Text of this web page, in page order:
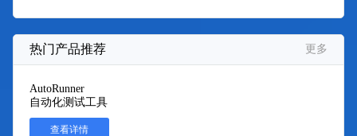
热门产品推荐 更多
AutoRunner
自动化测试工具
查看详情